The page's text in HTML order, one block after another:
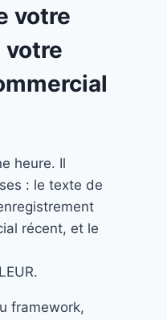
votre
heure. Il
: le texte de
récent, et le
framework,